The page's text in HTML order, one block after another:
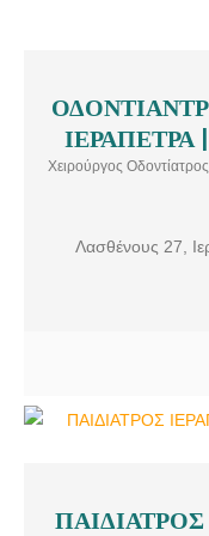
ΟΔΟΝΤΙΑΤΡΟΣ
ΠΟΛΥΜΝΙΑ
Ιεράπετρα.
Λασθένους 27,
ΠΑΙΔΙΑΤΡΟΣ
ΠΑΙΔΙΑΤΡΟΣ